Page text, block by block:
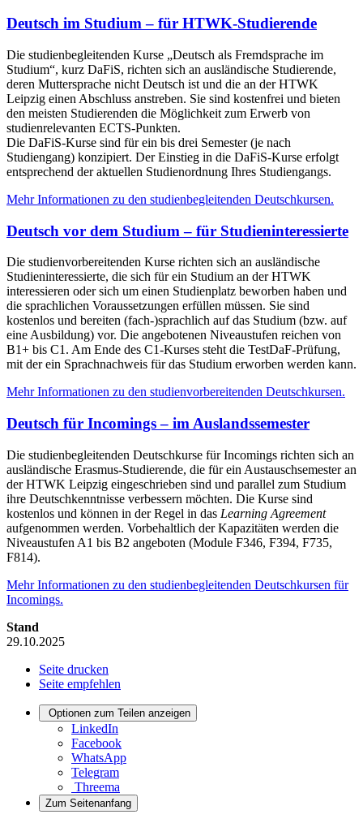
Deutsch im Studium – für HTWK-Studierende
Die studienbegleitenden Kurse „Deutsch als Fremdsprache im
Studium“, kurz DaFiS, richten sich an ausländische Studierende,
deren Muttersprache nicht Deutsch ist und die an der HTWK
Leipzig einen Abschluss anstreben. Sie sind kostenfrei und bieten
den meisten Studierenden die Möglichkeit zum Erwerb von
studienrelevanten ECTS-Punkten.
Die DaFiS-Kurse sind für ein bis drei Semester (je nach
Studiengang) konzipiert. Der Einstieg in die DaFiS-Kurse erfolgt
entsprechend der aktuellen Studienordnung Ihres Studiengangs.
Mehr Informationen zu den studienbegleitenden Deutschkursen.
Deutsch vor dem Studium – für Studieninteressierte
Die studienvorbereitenden Kurse richten sich an ausländische
Studieninteressierte, die sich für ein Studium an der HTWK
interessieren oder sich um einen Studienplatz beworben haben und
die sprachlichen Voraussetzungen erfüllen müssen. Sie sind
kostenlos und bereiten (fach-)sprachlich auf das Studium (bzw. auf
eine Ausbildung) vor. Die angebotenen Niveaustufen reichen von
B1+ bis C1. Am Ende des C1-Kurses steht die TestDaF-Prüfung,
mit der ein Sprachnachweis für das Studium erworben werden kann.
Mehr Informationen zu den studienvorbereitenden Deutschkursen.
Deutsch für Incomings – im Auslandssemester
Die studienbegleitenden Deutschkurse für Incomings richten sich an
ausländische Erasmus-Studierende, die für ein Austauschsemester an
der HTWK Leipzig eingeschrieben sind und parallel zum Studium
ihre Deutschkenntnisse verbessern möchten. Die Kurse sind
kostenlos und können in der Regel in das Learning Agreement
aufgenommen werden. Vorbehaltlich der Kapazitäten werden die
Niveaustufen A1 bis B2 angeboten (Module F346, F394, F735,
F814).
Mehr Informationen zu den studienbegleitenden Deutschkursen für
Incomings.
Stand
29.10.2025
Seite drucken
Seite empfehlen
Optionen zum Teilen anzeigen
LinkedIn
Facebook
WhatsApp
Telegram
Threema
Zum Seitenanfang